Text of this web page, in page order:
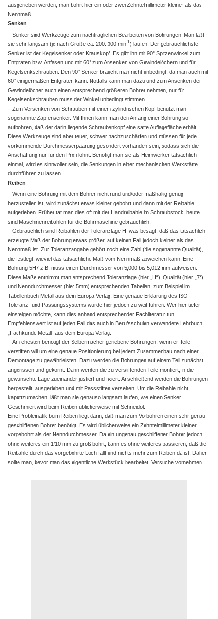
ausgerieben werden, man bohrt hier ein oder zwei Zehntelmillimeter kleiner als das
Nennmaß.
Senken
Senker sind Werkzeuge zum nachträglichen Bearbeiten von Bohrungen. Man läßt
sie sehr langsam (je nach Größe ca. 200..300 min-1) laufen. Der gebräuchlichste
Senker ist der Kegelsenker oder Krauskopf. Es gibt ihn mit 90° Spitzenwinkel zum
Entgraten bzw. Anfasen und mit 60° zum Ansenken von Gewindelöchern und für
Kegelsenkschrauben. Den 90° Senker braucht man nicht unbedingt, da man auch mit
60° einigermaßen Entgraten kann. Notfalls kann man dazu und zum Ansenken der
Gewindelöcher auch einen entsprechend größeren Bohrer nehmen, nur für
Kegelsenkschrauben muss der Winkel unbedingt stimmen.
Zum Versenken von Schrauben mit einem zylindrischen Kopf benutzt man
sogenannte Zapfensenker. Mit Ihnen kann man den Anfang einer Bohrung so
aufbohren, daß der darin liegende Schraubenkopf eine satte Auflagefläche erhält.
Diese Werkzeuge sind aber teuer, schwer nachzuschärfen und müssen für jede
vorkommende Durchmesserpaarung gesondert vorhanden sein, sodass sich die
Anschaffung nur für den Profi lohnt. Benötigt man sie als Heimwerker tatsächlich
einmal, wird es sinnvoller sein, die Senkungen in einer mechanischen Werkstätte
durchführen zu lassen.
Reiben
Wenn eine Bohrung mit dem Bohrer nicht rund und/oder maßhaltig genug
herzustellen ist, wird zunächst etwas kleiner gebohrt und dann mit der Reibahle
aufgerieben. Früher tat man dies oft mit der Handreibahle im Schraubstock, heute
sind Maschinenreibahlen für die Bohrmaschine gebräuchlich.
Gebräuchlich sind Reibahlen der Toleranzlage H, was besagt, daß das tatsächlich
erzeugte Maß der Bohrung etwas größer, auf keinen Fall jedoch kleiner als das
Nennmaß ist. Zur Toleranzangabe gehört noch eine Zahl (die sogenannte Qualität),
die festlegt, wieviel das tatsächliche Maß vom Nennmaß abweichen kann. Eine
Bohrung 5H7 z.B. muss einen Durchmesser von 5,000 bis 5,012 mm aufweisen.
Diese Maße entnimmt man entsprechend Toleranzlage (hier „H“), Qualität (hier „7“)
und Nenndurchmesser (hier 5mm) entsprechenden Tabellen, zum Beispiel im
Tabellenbuch Metall aus dem Europa Verlag. Eine genaue Erklärung des ISO-
Toleranz- und Passungssystems würde hier jedoch zu weit führen. Wer hier tiefer
einsteigen möchte, kann dies anhand entsprechender Fachliteratur tun.
Empfehlenswert ist auf jeden Fall das auch in Berufsschulen verwendete Lehrbuch
„Fachkunde Metall“ aus dem Europa Verlag.
Am ehesten benötigt der Selbermacher geriebene Bohrungen, wenn er Teile
verstiften will um eine genaue Positionierung bei jedem Zusammenbau nach einer
Demontage zu gewährleisten. Dazu werden die Bohrungen auf einem Teil zunächst
angerissen und gekörnt. Dann werden die zu verstiftenden Teile montiert, in die
gewünschte Lage zueinander justiert und fixiert. Anschließend werden die Bohrungen
hergestellt, ausgerieben und mit Passstiften versehen. Um die Reibahle nicht
kaputtzumachen, läßt man sie genauso langsam laufen, wie einen Senker.
Geschmiert wird beim Reiben üblicherweise mit Schneidöl.
Eine Problematik beim Reiben liegt darin, daß man zum Vorbohren einen sehr genau
geschliffenen Bohrer benötigt. Es wird üblicherweise ein Zehntelmillimeter kleiner
vorgebohrt als der Nenndurchmesser. Da ein ungenau geschliffener Bohrer jedoch
ohne weiteres ein 1/10 mm zu groß bohrt, kann es ohne weiteres passieren, daß die
Reibahle durch das vorgebohrte Loch fällt und nichts mehr zum Reiben da ist. Daher
sollte man, bevor man das eigentliche Werkstück bearbeitet, Versuche vornehmen.